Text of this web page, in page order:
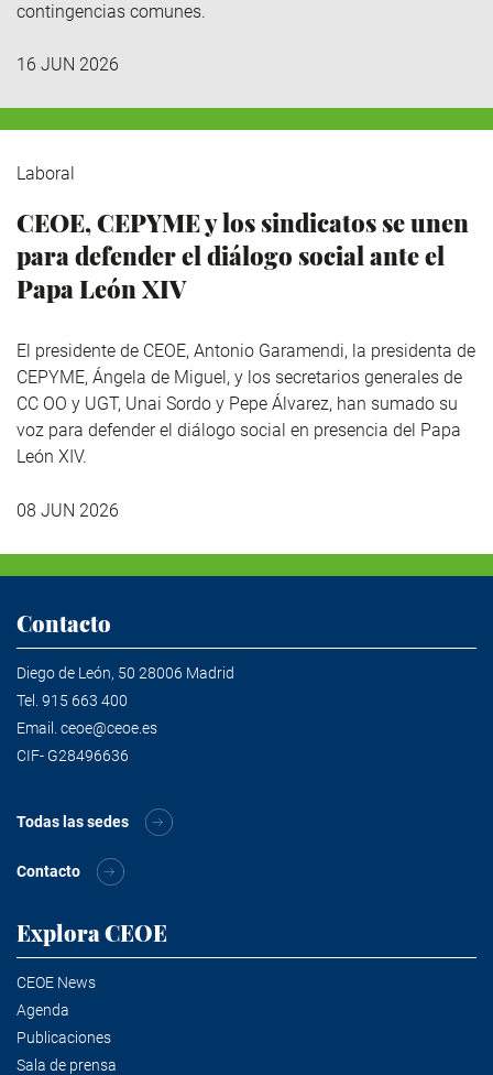
contingencias comunes.
16 JUN 2026
Laboral
CEOE, CEPYME y los sindicatos se unen
para defender el diálogo social ante el
Papa León XIV
El presidente de CEOE, Antonio Garamendi, la presidenta de
CEPYME, Ángela de Miguel, y los secretarios generales de
CC OO y UGT, Unai Sordo y Pepe Álvarez, han sumado su
voz para defender el diálogo social en presencia del Papa
León XIV.
08 JUN 2026
Contacto
Diego de León, 50 28006 Madrid
Tel. 915 663 400
Email. ceoe@ceoe.es
CIF- G28496636
Todas las sedes
Contacto
Explora CEOE
CEOE News
Agenda
Publicaciones
Sala de prensa